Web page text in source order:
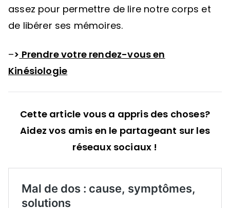
assez pour permettre de lire notre corps et
de libérer ses mémoires.
–> Prendre votre rendez-vous en
Kinésiologie
Cette article vous a appris des choses?
Aidez vos amis en le partageant sur les
réseaux sociaux !